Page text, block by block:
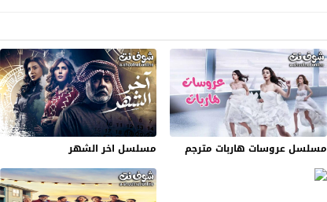
مسلسل عروسات هاربات مترجم مسلسل اخر الشهر